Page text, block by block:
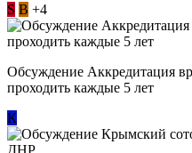
S В +4
Обсуждение Аккредитация
проходить каждые 5 лет
К